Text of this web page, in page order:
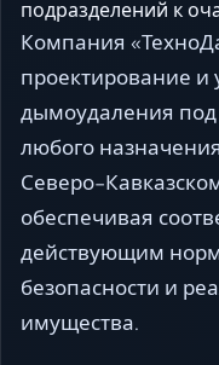
подразделений к
Компания
проектирование и
дымоудаления
любого
Северо-
обеспечивая
действующим
безопасности и
имущества.